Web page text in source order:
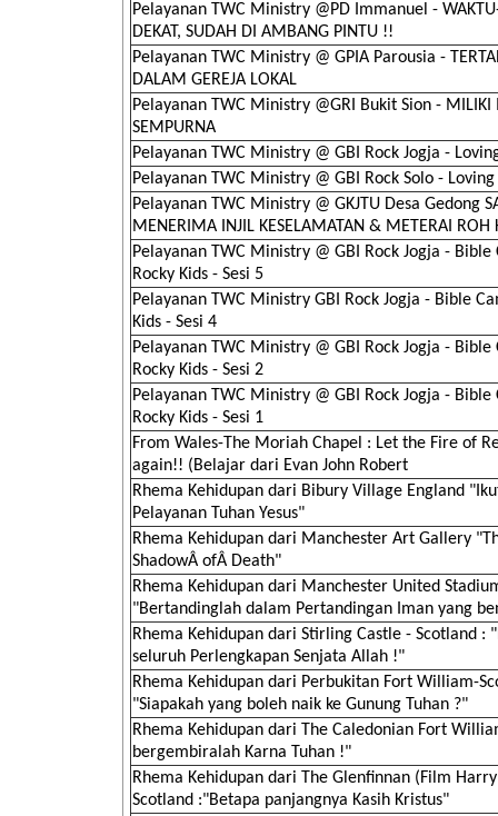
Pelayanan TWC Ministry @PD Immanuel -
DEKAT, SUDAH DI AMBANG PINTU !!
Pelayanan TWC Ministry @ GPIA Parousia -
DALAM GEREJA LOKAL
Pelayanan TWC Ministry @GRI Bukit Sion - MILIKI
SEMPURNA
Pelayanan TWC Ministry @ GBI Rock Jogja -
Pelayanan TWC Ministry @ GBI Rock Solo - Loving
Pelayanan TWC Ministry @ GKJTU Desa Gedong
MENERIMA INJIL KESELAMATAN & METERAI ROH
Pelayanan TWC Ministry @ GBI Rock Jogja - Bible
Rocky Kids - Sesi 5
Pelayanan TWC Ministry GBI Rock Jogja - Bible
Kids - Sesi 4
Pelayanan TWC Ministry @ GBI Rock Jogja - Bible
Rocky Kids - Sesi 2
Pelayanan TWC Ministry @ GBI Rock Jogja - Bible
Rocky Kids - Sesi 1
From Wales-The Moriah Chapel : Let the Fire of
again!! (Belajar dari Evan John Robert
Rhema Kehidupan dari Bibury Village England
Pelayanan Tuhan Yesus"
Rhema Kehidupan dari Manchester Art Gallery
ShadowÂ ofÂ Death"
Rhema Kehidupan dari Manchester United
"Bertandinglah dalam Pertandingan Iman yang
Rhema Kehidupan dari Stirling Castle - Scotland :
seluruh Perlengkapan Senjata Allah !"
Rhema Kehidupan dari Perbukitan Fort William-
"Siapakah yang boleh naik ke Gunung Tuhan ?"
Rhema Kehidupan dari The Caledonian Fort
bergembiralah Karna Tuhan !"
Rhema Kehidupan dari The Glenfinnan (Film
Scotland :"Betapa panjangnya Kasih Kristus"